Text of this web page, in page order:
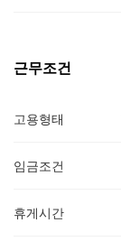
근무조건
고용형태
임금조건
휴게시간